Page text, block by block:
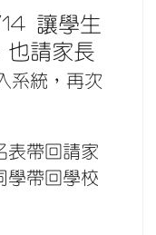
讓學生
也請家長
系統，再次
表帶回請家
學帶回學校